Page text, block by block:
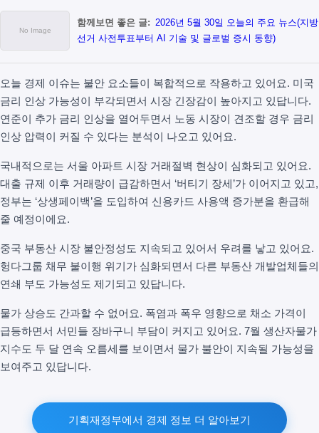
함께보면 좋은 글: 2026년 5월 30일 오늘의 주요 뉴스(지방
선거 사전투표부터 AI 기술 및 글로벌 증시 동향)
오늘 경제 이슈는 불안 요소들이 복합적으로 작용하고 있어요. 미국
금리 인상 가능성이 부각되면서 시장 긴장감이 높아지고 있답니다.
연준이 추가 금리 인상을 열어두면서 노동 시장이 견조할 경우 금리
인상 압력이 커질 수 있다는 분석이 나오고 있어요.
국내적으로는 서울 아파트 시장 거래절벽 현상이 심화되고 있어요.
대출 규제 이후 거래량이 급감하면서 ‘버티기 장세’가 이어지고 있고,
정부는 ‘상생페이백’을 도입하여 신용카드 사용액 증가분을 환급해
줄 예정이에요.
중국 부동산 시장 불안정성도 지속되고 있어서 우려를 낳고 있어요.
헝다그룹 채무 불이행 위기가 심화되면서 다른 부동산 개발업체들의
연쇄 부도 가능성도 제기되고 있답니다.
물가 상승도 간과할 수 없어요. 폭염과 폭우 영향으로 채소 가격이
급등하면서 서민들 장바구니 부담이 커지고 있어요. 7월 생산자물가
지수도 두 달 연속 오름세를 보이면서 물가 불안이 지속될 가능성을
보여주고 있답니다.
기획재정부에서 경제 정보 더 알아보기